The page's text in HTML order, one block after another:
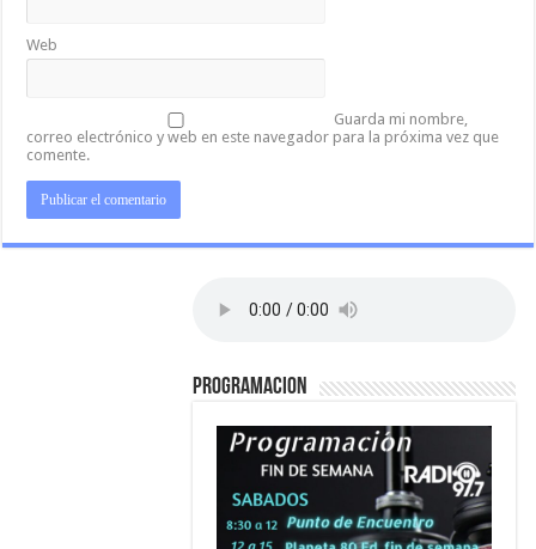
Web
Guarda mi nombre,
correo electrónico y web en este navegador para la próxima vez que
comente.
PROGRAMACION